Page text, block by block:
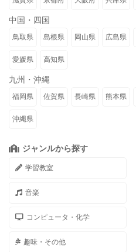
中国・四国
鳥取県 島根県 岡山県 広島県
愛媛県 高知県
九州・沖縄
福岡県 佐賀県 長崎県 熊本県
沖縄県
ジャンルから探す
学習教室
音楽
コンピュータ・化学
趣味・その他